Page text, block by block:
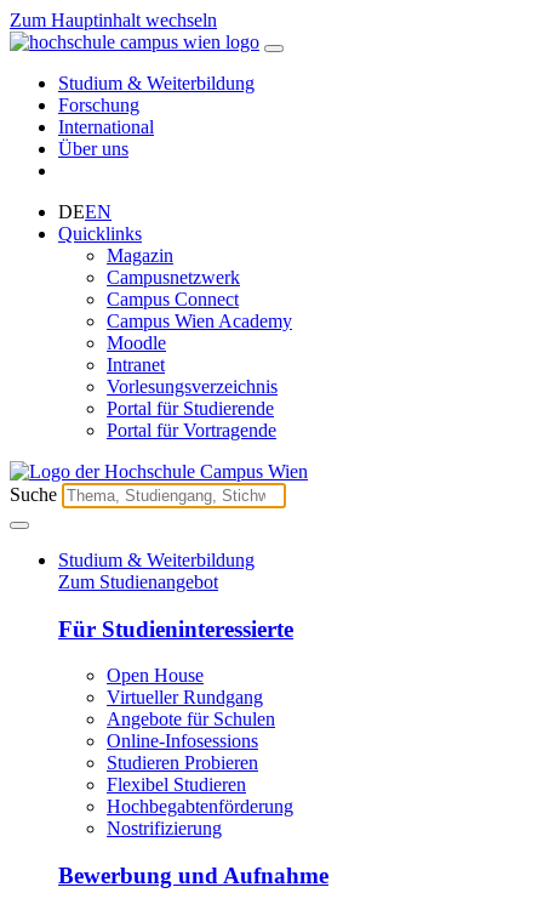
Zum Hauptinhalt wechseln
Studium & Weiterbildung
Forschung
International
Über uns
DEEN
Quicklinks
Magazin
Campusnetzwerk
Campus Connect
Campus Wien Academy
Moodle
Intranet
Vorlesungsverzeichnis
Portal für Studierende
Portal für Vortragende
Suche
Studium & Weiterbildung
Zum Studienangebot
Für Studieninteressierte
Open House
Virtueller Rundgang
Angebote für Schulen
Online-Infosessions
Studieren Probieren
Flexibel Studieren
Hochbegabtenförderung
Nostrifizierung
Bewerbung und Aufnahme